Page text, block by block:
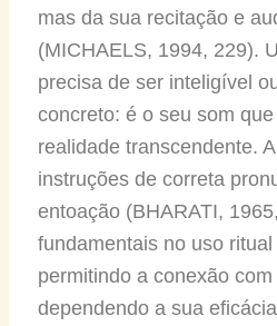
mas da sua recitação e
(MICHAELS, 1994, 229).
precisa de ser inteligível
concreto: é o seu som
realidade transcendente.
instruções de correta
entoação (BHARATI,
fundamentais no uso ritual
permitindo a conexão
dependendo a sua